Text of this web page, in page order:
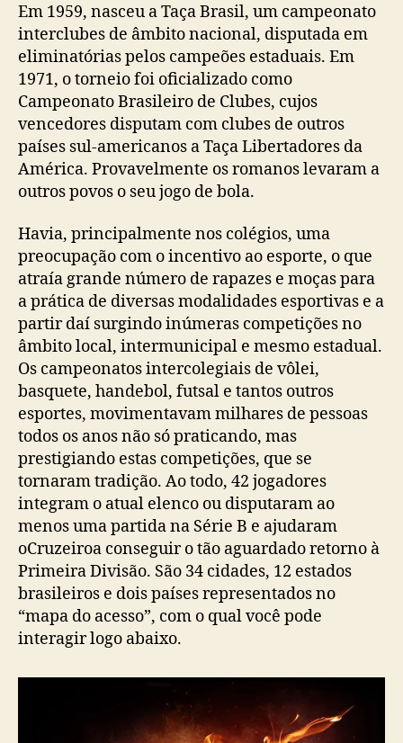
Em 1959, nasceu a Taça Brasil, um campeonato
interclubes de âmbito nacional, disputada em
eliminatórias pelos campeões estaduais. Em
1971, o torneio foi oficializado como
Campeonato Brasileiro de Clubes, cujos
vencedores disputam com clubes de outros
países sul-americanos a Taça Libertadores da
América. Provavelmente os romanos levaram a
outros povos o seu jogo de bola.
Havia, principalmente nos colégios, uma
preocupação com o incentivo ao esporte, o que
atraía grande número de rapazes e moças para
a prática de diversas modalidades esportivas e a
partir daí surgindo inúmeras competições no
âmbito local, intermunicipal e mesmo estadual.
Os campeonatos intercolegiais de vôlei,
basquete, handebol, futsal e tantos outros
esportes, movimentavam milhares de pessoas
todos os anos não só praticando, mas
prestigiando estas competições, que se
tornaram tradição. Ao todo, 42 jogadores
integram o atual elenco ou disputaram ao
menos uma partida na Série B e ajudaram
oCruzeiroa conseguir o tão aguardado retorno à
Primeira Divisão. São 34 cidades, 12 estados
brasileiros e dois países representados no
“mapa do acesso”, com o qual você pode
interagir logo abaixo.